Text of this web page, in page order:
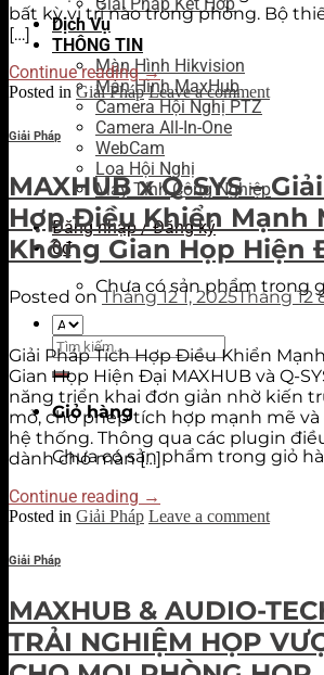
Dịch Vụ
THÔNG TIN
Màn Hình Hikvision
Màn Hình MaxHub
Camera Hội Nghị PTZ
Camera All-In-One
WebCam
Loa Hội Nghị
Máy Tính Công Nghiệp
Đăng nhập / Đăng ký
0₫
Chưa có sản phẩm trong
Tìm
kiếm:
Giỏ hàng
Chưa có sản phẩm trong giỏ
bất kỳ vị trí nào trong phòng. Bộ
[…]
Continue reading→
Posted in Giải Pháp Leave a comment
Giải Pháp
MAXHUB x Q-SYS –
Hợp Điều Khiển Mạnh
Không Gian Họp Hiện
Posted onTháng 12 1, 2025Tháng 12
Giải Pháp Tích Hợp Điều Khiển
Gian Họp Hiện Đại MAXHUB và Q-
năng triển khai đơn giản nhờ kiến
mở, cho phép tích hợp mạnh mẽ
hệ thống. Thông qua các plugin
dành cho màn […]
Continue reading →
Posted in Giải Pháp Leave a comment
Giải Pháp
MAXHUB & AUDIO-
TRẢI NGHIỆM HỌP